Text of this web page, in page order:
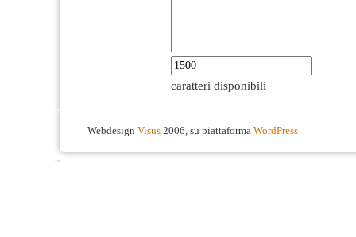
caratteri disponibili
Webdesign Visus 2006, su piattaforma WordPress